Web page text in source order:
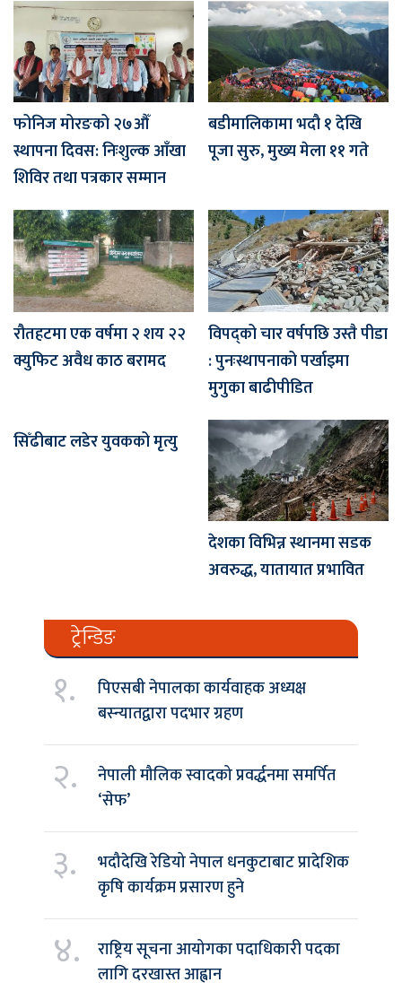
फोनिज मोरङको २७औँ
स्थापना दिवस: निःशुल्क आँखा
शिविर तथा पत्रकार सम्मान
बडीमालिकामा भदौ १ देखि
पूजा सुरु, मुख्य मेला ११ गते
रौतहटमा एक वर्षमा २ शय २२
क्युफिट अवैध काठ बरामद
विपद्को चार वर्षपछि उस्तै पीडा
: पुनःस्थापनाको पर्खाइमा
मुगुका बाढीपीडित
सिँढीबाट लडेर युवकको मृत्यु
देशका विभिन्न स्थानमा सडक
अवरुद्ध, यातायात प्रभावित
ट्रेन्डिङ
१.
पिएसबी नेपालका कार्यवाहक अध्यक्ष
बस्न्यातद्वारा पदभार ग्रहण
२.
नेपाली मौलिक स्वादको प्रवर्द्धनमा समर्पित
‘सेफ’
३.
भदौदेखि रेडियो नेपाल धनकुटाबाट प्रादेशिक
कृषि कार्यक्रम प्रसारण हुने
४.
राष्ट्रिय सूचना आयोगका पदाधिकारी पदका
लागि दरखास्त आह्वान